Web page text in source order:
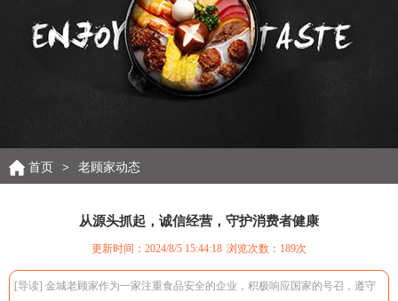
首页 > 老顾家动态
从源头抓起，诚信经营，守护消费者健康
更新时间：2024/8/5 15:44:18 浏览次数： 189次
[导读] 金城老顾家作为一家注重食品安全的企业，积极响应国家的号召，遵守